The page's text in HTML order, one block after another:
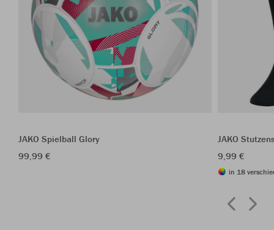
JAKO Spielball Glory
99,99 €
JAKO
9,99 €
in 18